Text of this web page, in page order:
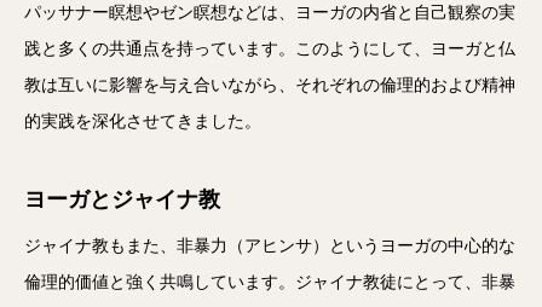
パッサナー瞑想やゼン瞑想などは、ヨーガの内省と自己観察の実
践と多くの共通点を持っています。このようにして、ヨーガと仏
教は互いに影響を与え合いながら、それぞれの倫理的および精神
的実践を深化させてきました。
ヨーガとジャイナ教
ジャイナ教もまた、非暴力（アヒンサ）というヨーガの中心的な
倫理的価値と強く共鳴しています。ジャイナ教徒にとって、非暴